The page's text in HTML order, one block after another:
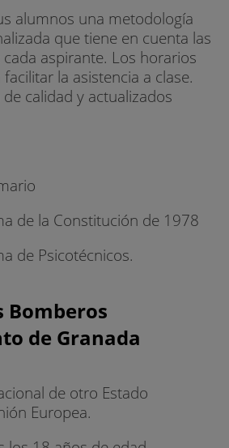
alumnos una metodología
que tiene en cuenta las
aspirante. Los horarios
la asistencia a clase.
calidad y actualizados
de la Constitución de 1978
de Psicotécnicos.
Bomberos
de Granada
de otro Estado
Europea.